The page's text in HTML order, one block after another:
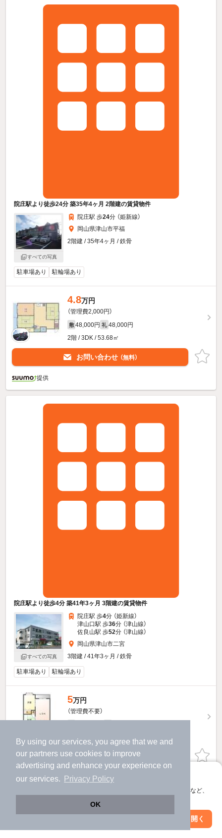
By using our services, you agree that we and
our partners use cookies to improve
advertising and enhance your experience on
our services.
Privacy Policy
OK
アプリに切り替えて、サクサクお部屋探し
会員登録なしですぐ使える。マップ検索やお気に入り保存など、
アプリを開く
院庄駅より徒歩24分 築35年4ヶ月 2階建の賃貸物件
すべての写真
院庄駅 歩24分 （姫新線）
岡山県津山市平福
2階建 / 35年4ヶ月 / 鉄骨
駐車場あり 駐輪場あり
4.8万円
（管理費2,000円）
敷 48,000円 礼 48,000円
2階 / 3DK / 53.68㎡
お問い合わせ （無料）
提供
院庄駅より徒歩4分 築41年3ヶ月 3階建の賃貸物件
すべての写真
院庄駅 歩4分 （姫新線）
津山口駅 歩36分 （津山線）
佐良山駅 歩52分 （津山線）
岡山県津山市二宮
3階建 / 41年3ヶ月 / 鉄骨
駐車場あり 駐輪場あり
5万円
（管理費不要）
3階 / 2LDK / 53.0㎡
お問い合わせ （無料）
提供
絞り込み条件を変更